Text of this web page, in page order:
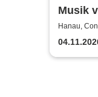
Musik
Sound
Hanau,